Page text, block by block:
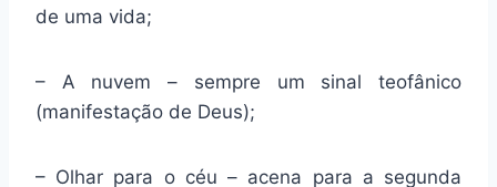
de uma vida;
– A nuvem – sempre um sinal teofânico
(manifestação de Deus);
– Olhar para o céu – acena para a segunda